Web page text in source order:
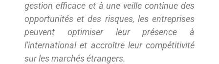
gestion efficace et à une veille continue des
opportunités et des risques, les entreprises
peuvent optimiser leur présence à
l'international et accroître leur compétitivité
sur les marchés étrangers.